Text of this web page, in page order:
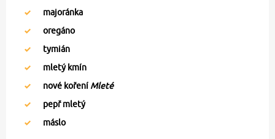
majoránka
oregáno
tymián
mletý kmín
nové koření Mleté
pepř mletý
máslo